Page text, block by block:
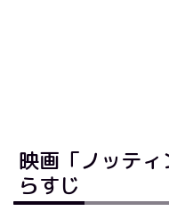
映画「ノッテ
らすじ